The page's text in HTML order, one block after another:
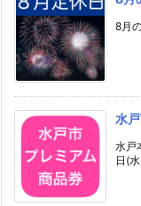
8月
水
水戸
日(